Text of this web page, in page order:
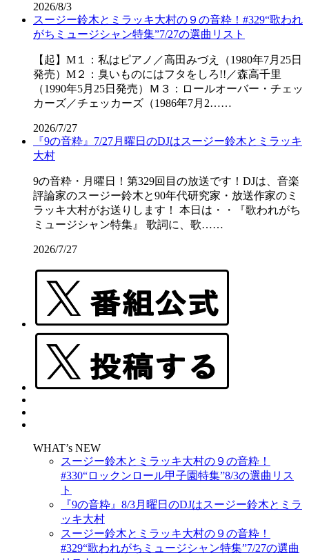
2026/8/3
スージー鈴木とミラッキ大村の９の音粋！#329“歌われ
がちミュージシャン特集”7/27の選曲リスト
【起】M１：私はピアノ／高田みづえ（1980年7月25日
発売）M２：臭いものにはフタをしろ!!／森高千里
（1990年5月25日発売）Ｍ３：ロールオーバー・チェッ
カーズ／チェッカーズ（1986年7月2……
2026/7/27
『9の音粋』7/27月曜日のDJはスージー鈴木とミラッキ
大村
9の音粋・月曜日！第329回目の放送です！DJは、音楽
評論家のスージー鈴木と90年代研究家・放送作家のミ
ラッキ大村がお送りします！ 本日は・・『歌われがち
ミュージシャン特集』 歌詞に、歌……
2026/7/27
WHAT’s NEW
スージー鈴木とミラッキ大村の９の音粋！
#330“ロックンロール甲子園特集”8/3の選曲リス
ト
『9の音粋』8/3月曜日のDJはスージー鈴木とミラ
ッキ大村
スージー鈴木とミラッキ大村の９の音粋！
#329“歌われがちミュージシャン特集”7/27の選曲